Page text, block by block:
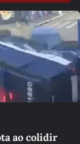
vídeo
ao colidir